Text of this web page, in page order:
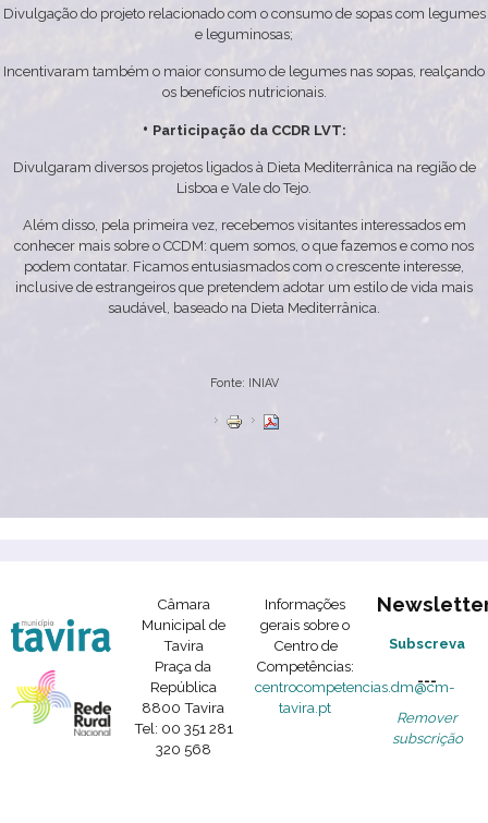
Divulgação do projeto relacionado com o consumo de sopas com legumes
e leguminosas;
Incentivaram também o maior consumo de legumes nas sopas, realçando
os benefícios nutricionais.
• Participação da CCDR LVT:
Divulgaram diversos projetos ligados à Dieta Mediterrânica na região de
Lisboa e Vale do Tejo.
Além disso, pela primeira vez, recebemos visitantes interessados em
conhecer mais sobre o CCDM: quem somos, o que fazemos e como nos
podem contatar. Ficamos entusiasmados com o crescente interesse,
inclusive de estrangeiros que pretendem adotar um estilo de vida mais
saudável, baseado na Dieta Mediterrânica.
Fonte: INIAV
Câmara
Municipal de
Tavira
Praça da
República
8800 Tavira
Tel: 00 351 281
320 568
Informações
gerais sobre o
Centro de
Competências:
centrocompetencias.dm@cm-
tavira.pt
Subscreva
---
Remover
subscrição